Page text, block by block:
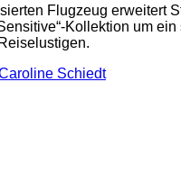
Flugzeug erweitert
Kollektion um
Schiedt